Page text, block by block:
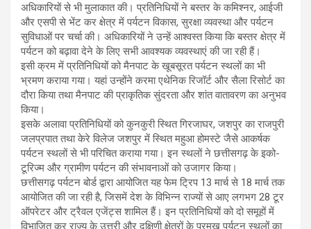
अधिकारियों से भी मुलाकात की। प्रतिनिधियों ने बस्तर के कमिश्नर, आईजी
और एसपी से भेंट कर क्षेत्र में पर्यटन विकास, सुरक्षा व्यवस्था और पर्यटन
सुविधाओं पर चर्चा की। अधिकारियों ने उन्हें आश्वस्त किया कि बस्तर क्षेत्र में
पर्यटन को बढ़ावा देने के लिए सभी आवश्यक व्यवस्थाएं की जा रही हैं।
इसी क्रम में प्रतिनिधियों को मैनपाट के खूबसूरत पर्यटन स्थलों का भी
भ्रमण कराया गया। यहां उन्होंने करमा एथेनिक रिजॉर्ट और सैला रिसोर्ट का
दौरा किया तथा मैनपाट की प्राकृतिक सुंदरता और शांत वातावरण का अनुभव
किया।
इसके अलावा प्रतिनिधियों को कुनकुरी स्थित गिरजाघर, जशपुर का राजपुरी
जलप्रपात तथा केरे विलेज जशपुर में स्थित महुआ होमस्टे जैसे आकर्षक
पर्यटन स्थलों से भी परिचित कराया गया। इन स्थलों ने छत्तीसगढ़ के इको-
टूरिज्म और ग्रामीण पर्यटन की संभावनाओं को उजागर किया।
छत्तीसगढ़ पर्यटन बोर्ड द्वारा आयोजित यह फेम ट्रिप 13 मार्च से 18 मार्च तक
आयोजित की जा रही है, जिसमें देश के विभिन्न राज्यों से आए लगभग 28 टूर
ऑपरेटर और ट्रैवल एजेंट्स शामिल हैं। इन प्रतिनिधियों को दो समूहों में
विभाजित कर राज्य के उत्तरी और दक्षिणी क्षेत्रों के प्रमुख पर्यटन स्थलों का